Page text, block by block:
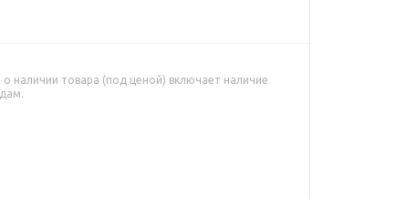
наличии товара (под ценой) включает наличие